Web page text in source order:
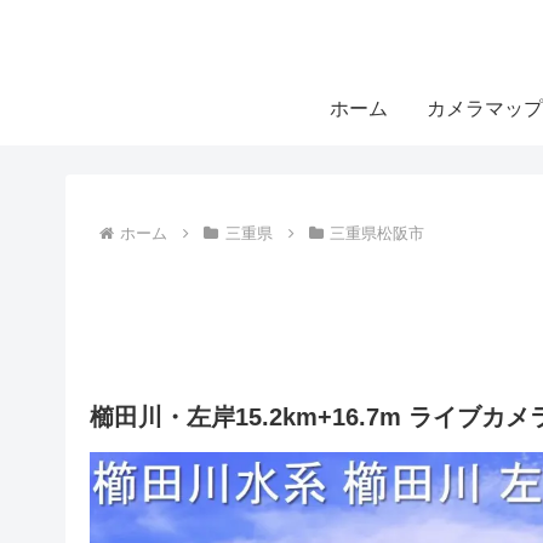
ホーム カメラマップ
ホーム 三重県 三重県松阪市
櫛田川・左岸15.2km+16.7m ライブカメ